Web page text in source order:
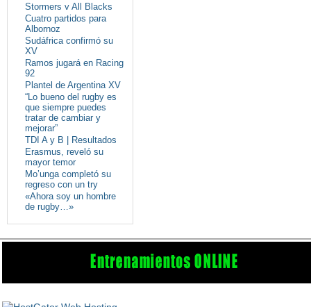
Stormers v All Blacks
Cuatro partidos para
Albornoz
Sudáfrica confirmó su
XV
Ramos jugará en Racing
92
Plantel de Argentina XV
“Lo bueno del rugby es
que siempre puedes
tratar de cambiar y
mejorar”
TDI A y B | Resultados
Erasmus, reveló su
mayor temor
Mo’unga completó su
regreso con un try
«Ahora soy un hombre
de rugby…»